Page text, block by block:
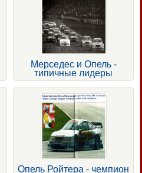
Мерседес и Опель -
типичные лидеры
Опель Ройтера - чемпион